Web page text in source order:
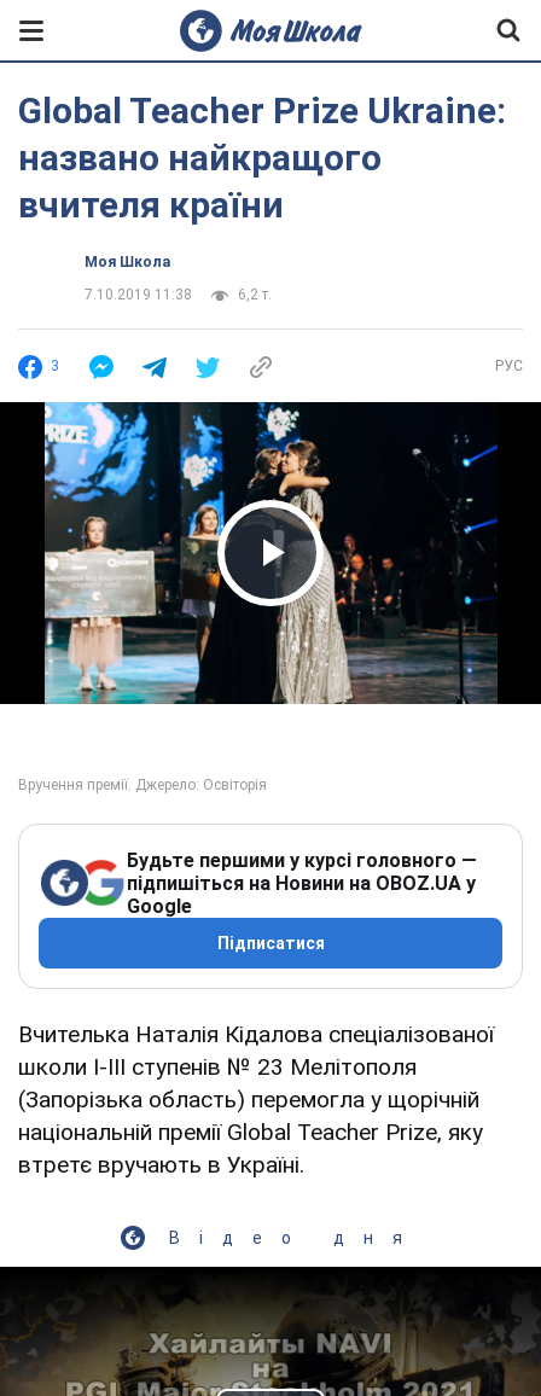
Global Teacher Prize Ukraine:
названо найкращого
вчителя країни
Моя Школа
7.10.2019 11:38
6,2 т.
3 РУС
Play Video
Будьте першими у курсі головного —
підпишіться на Новини на OBOZ.UA у
Google
Підписатися
Вчителька Наталія Кідалова спеціалізованої
школи І-ІІІ ступенів № 23 Мелітополя
(Запорізька область) перемогла у щорічній
національній премії Global Teacher Prize, яку
втретє вручають в Україні.
Відео дня